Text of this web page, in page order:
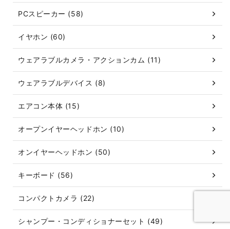
PCスピーカー (58)
イヤホン (60)
ウェアラブルカメラ・アクションカム (11)
ウェアラブルデバイス (8)
エアコン本体 (15)
オープンイヤーヘッドホン (10)
オンイヤーヘッドホン (50)
キーボード (56)
コンパクトカメラ (22)
シャンプー・コンディショナーセット (49)